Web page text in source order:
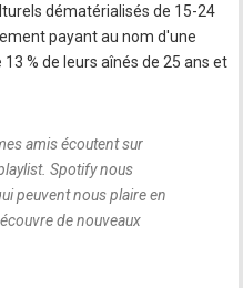
dématérialisés de 15-24
payant au nom d'une
% de leurs aînés de 25 ans et
amis écoutent sur
Spotify nous
peuvent nous plaire en
de nouveaux